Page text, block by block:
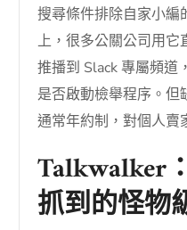
搜尋條件排除自家小編
上，很多公關公司用它
推播到 Slack 專屬頻道
是否啟動檢舉程序。但
通常年約制，對個人賣
Talkwalker
抓到的怪物